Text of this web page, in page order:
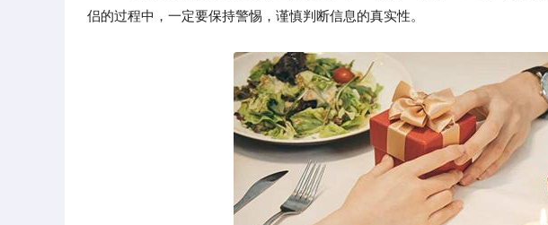
侣的过程中，一定要保持警惕，谨慎判断信息的真实性。